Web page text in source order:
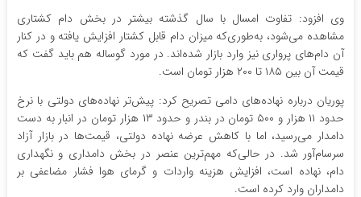
وی افزود: تفاوت امسال با سال گذشته بیشتر در بخش دام کشتاری
مشاهده می‌شود، به‌طوری‌که میزان دام قابل کشتار افزایش یافته و در کنار
آن دام‌های پرواری نیز وارد بازار شده‌اند. در مورد گوساله هم باید گفت که
قیمت آن بین ۱۸۵ تا ۲۰۰ هزار تومان است.
پوریان درباره نهاده‌های دامی تصریح کرد: پیش‌تر نهاده‌های دولتی با نرخ
حدود ۱۱ هزار و ۵۰۰ تومان در بندر و حدود ۱۳ هزار تومان در انبار به دست
دامدار می‌رسید، اما با کاهش عرضه نهاده دولتی، قیمت‌ها در بازار آزاد
سرسام‌آور شد. در حالی‌که مهم‌ترین عنصر در بخش دامداری و نگهداری
دام، نهاده است، افزایش هزینه واردات و گرمای هوا فشار مضاعفی بر
دامداران وارد کرده است.